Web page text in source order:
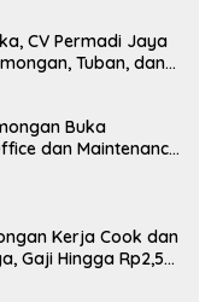
CV Permadi Jaya
Tuban, dan
Buka
dan Maintenance
Kerja Cook dan
Gaji Hingga Rp2,5